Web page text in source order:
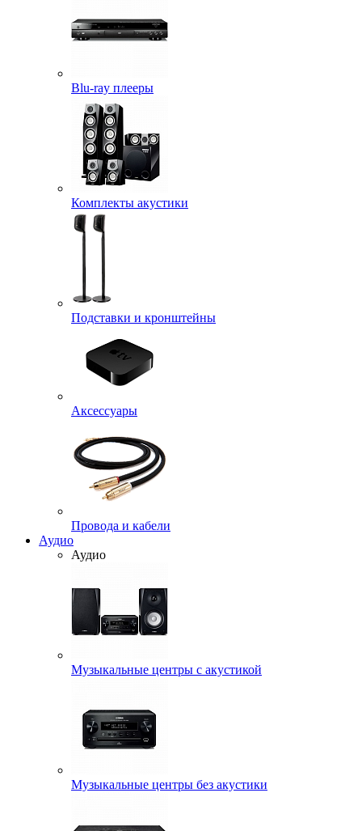
Blu-ray плееры
Комплекты акустики
Подставки и кронштейны
Аксессуары
Провода и кабели
Аудио
Аудио
Музыкальные центры с акустикой
Музыкальные центры без акустики